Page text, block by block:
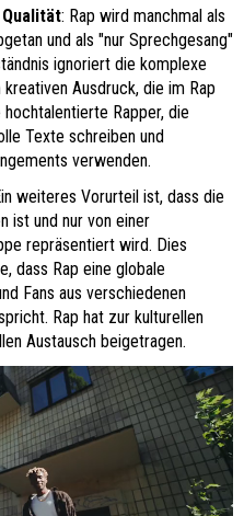
: Rap wird manchmal als
und als "nur Sprechgesang"
ignoriert die komplexe
Ausdruck, die im Rap
Rapper, die
Texte schreiben und
verwenden.
weiteres Vorurteil ist, dass die
ist und nur von einer
repräsentiert wird. Dies
dass Rap eine globale
Fans aus verschiedenen
Rap hat zur kulturellen
Austausch beigetragen.